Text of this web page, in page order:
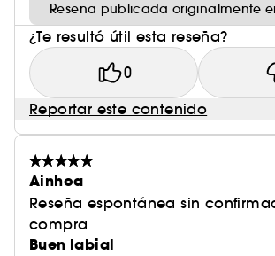
Reseña publicada originalmente
¿Te resultó útil esta reseña?
0
Reportar este contenido
Ainhoa
Reseña espontánea sin
compra
Buen labial